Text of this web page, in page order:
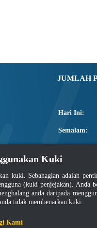
JUMLAH
Hari Ini:
Semalam:
Total:
Penafian|Dasar Keselamatan
Kuki
kuki. Sebahagian adalah
(kuki penjejakan). Anda
anda daripada
tidak membenarkan kuki.
Kami